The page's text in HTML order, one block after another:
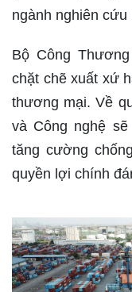
ngành nghiên
Bộ Công
chặt chẽ xuất xứ
thương mại. Về
và Công nghệ
tăng cường
quyền lợi chính